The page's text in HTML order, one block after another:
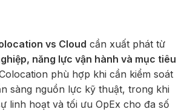
vs Cloud cần xuất phát từ
năng lực vận hành và mục tiêu
phù hợp khi cần kiểm soát
sàng nguồn lực kỹ thuật, trong khi
linh hoạt và tối ưu OpEx cho đa số